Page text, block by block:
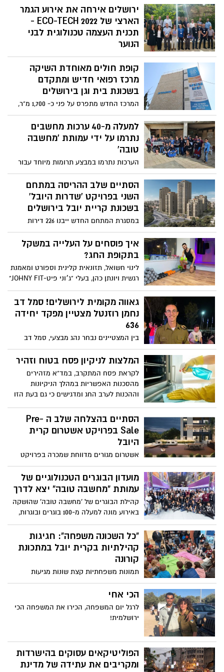
פרויקט עין צורים, פרויקט יהושע בן נון,
בשכונת המושבה היוונית ופרויקט העילוי
בשכונת קריית משה
ירושלים אירחה את אירוע הגמר
הארצי של ECO-TECH 2022 -
תכנית העצמה טכנולוגית לבני
הנוער
ובמקום הראשון זכתה: אפליקציית Parking
Blocker - מיזם פורץ דרך המגביל את הגישה
לחניית נכים ומאפשר אך רק לבעלי תו נכה
לחנות בחניות השמורות לנכים
קופת חולים מאוחדת השיקה
מרכז רפואי חדיש ומתקדם
בשכונת בית וגן בירושלים
המרכז החדש מתפרס על פני כ- 1,700 מ"ר,
בקומפלקס רפואי אחד בן 5 קומות, הממוקם
ברחוב המרכזי של השכונהלמעלה מ-40 ערכות מחשבים
נתרמו על ידי עמותת 'מחשבה
טובה'
הערכות נתרמו במבצע תרומות מיוחד עבור
משפחות מוחלשות מרחבי ירושלים. מדובר
במחשבים שחודשו ושודרגו על ידי בוגרות
ובוגרי העמותה
הסתיים שלב ההריסה במתחם
השני בפרויקט 'שדרות היובל'
בשכונת קריית יובל בירושלים
במסגרת המתחם החדש ייבנו 226 דירות
חדשות במגדל בן 24 קומות, במגדל בן 16
קומות וב-2 בניינים בני 11 קומות
איך פוסחים על העלייה במשקל
בתקופת החג?
לינוי חשואל, תזונאית קלינית וספורט ומאמנת
רגשית ויונתן כהן, בעלי "ג׳וני פיט-JOHNY FIT"
סטודיו מוביל לנשים בירושלים בעצות שיעזרו
לכם לעבור את פסח במינימום נזקים
גאווה מקומית לירושלים! סמל דב
נחמן רוזנטל מצטיין מפקד יחידה
636
בין המצטיינים נבחר נהג מבצעי, סמל דב
נחמן רוזנטל, בן 20 מירושלים. נחמן למד בבית
ספר חרדי בבית שמש עד כיתה ח' ואחר כך
בישיבה במירון במשך 3 שנים, עד שיצא
בשאלה בגיל 17, והתגייס שנה לאחר מכן
לתפקיד לוחמה
המלצות לניקיון פסח בטוח וזהיר
לקראת פסח המתקרב, במד"א מזהירים
מהסכנות האפשריות במהלך הניקיונות
וההכנות לערב החג ומדגישים כי גם בעת הזו
המדריך השלם לקראת החג
הסתיים בהצלחה שלב ה Pre-
Sale בפרויקט אשטרום קרית
היובל
אשטרום מגורים מדווחת שמכרה בפרויקט
שנבנה בימים אלה על קו הרכס בשכונת קריית
היובל 34 דירות ראשונות בסך כולל של 65.4
מיליון ₪
מועדון הבוגרים הטכנולוגיים של
עמותת "מחשבה טובה" יצא לדרך
קהילת הבוגרים של 'מחשבה טובה' שהושקה
באירוע מונה למעלה מ-100 בוגרים ובוגרות,
אשר לקחו חלק כבני נוער בתוכניות
הטכנולוגיות המגוונות של העמותה, בניהן:
אקוטק, הסטרטארפיסטים , APP2U , תכנות,
פיתוח אפליקציות, ועוד
"כל השכונה משפחה": חגיגות
קהילתיות בקרית יובל במתכונת
קורונה
תמונות משפחתיות קצת שונות מגיעות
מהחגיגות מבית רשות הרבים שבקרית יובל
הכי אחי
לרגל יום המשפחה, הכירו את המשפחה הכי
ירושלמית!
הפוליטיקאים עסוקים בהישרדות
ומקריבים את עתידה של מדינת